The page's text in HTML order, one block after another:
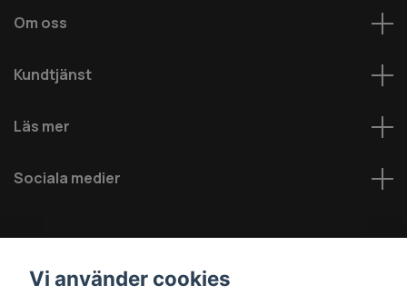
Om oss
Kundtjänst
Läs mer
Sociala medier
Vi använder cookies